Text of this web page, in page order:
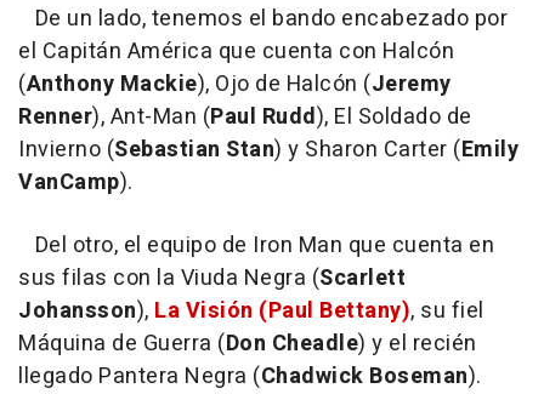
De un lado, tenemos el bando encabezado por
el Capitán América que cuenta con Halcón
(Anthony Mackie), Ojo de Halcón (Jeremy
Renner), Ant-Man (Paul Rudd), El Soldado de
Invierno (Sebastian Stan) y Sharon Carter (Emily
VanCamp).
Del otro, el equipo de Iron Man que cuenta en
sus filas con la Viuda Negra (Scarlett
Johansson), La Visión (Paul Bettany), su fiel
Máquina de Guerra (Don Cheadle) y el recién
llegado Pantera Negra (Chadwick Boseman).